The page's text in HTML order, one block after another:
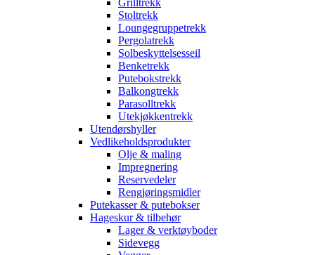
Grilltrekk
Stoltrekk
Loungegruppetrekk
Pergolatrekk
Solbeskyttelsesseil
Benketrekk
Putebokstrekk
Balkongtrekk
Parasolltrekk
Utekjøkkentrekk
Utendørshyller
Vedlikeholdsprodukter
Olje & maling
Impregnering
Reservedeler
Rengjøringsmidler
Putekasser & putebokser
Hageskur & tilbehør
Lager & verktøyboder
Sidevegg